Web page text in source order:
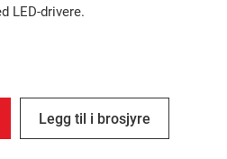
LED-drivere.
Legg til i brosjyre